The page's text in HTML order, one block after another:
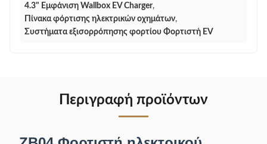
4.3" Εμφάνιση Wallbox EV Charger,
Πίνακα φόρτισης ηλεκτρικών οχημάτων,
Συστήματα εξισορρόπησης φορτίου Φορτιστή EV
Περιγραφή προϊόντων